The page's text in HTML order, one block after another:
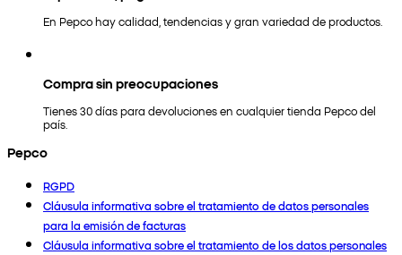
En Pepco hay calidad, tendencias y gran variedad de productos.
Compra sin preocupaciones
Tienes 30 días para devoluciones en cualquier tienda Pepco del
país.
Pepco
RGPD
Cláusula informativa sobre el tratamiento de datos personales
para la emisión de facturas
Cláusula informativa sobre el tratamiento de los datos personales